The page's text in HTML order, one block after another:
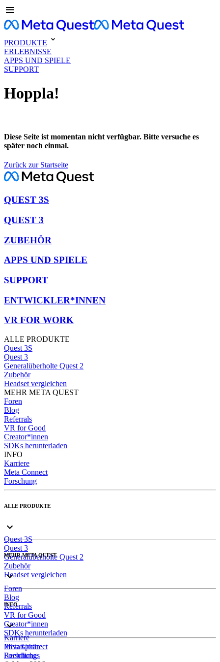
PRODUKTE
ERLEBNISSE
APPS UND SPIELE
SUPPORT
Hoppla!
Diese Seite ist momentan nicht verfügbar. Bitte versuche es
später noch einmal.
Zurück zur Startseite
QUEST 3S
QUEST 3
ZUBEHÖR
APPS UND SPIELE
SUPPORT
ENTWICKLER*INNEN
VR FOR WORK
ALLE PRODUKTE
Quest 3S
Quest 3
Generalüberholte Quest 2
Zubehör
Headset vergleichen
MEHR META QUEST
Foren
Blog
Referrals
VR for Good
Creator*innen
SDKs herunterladen
INFO
Karriere
Meta Connect
Forschung
ALLE PRODUKTE
Quest 3S
Quest 3
Generalüberholte Quest 2
Zubehör
Headset vergleichen
MEHR META QUEST
Foren
Blog
Referrals
VR for Good
Creator*innen
SDKs herunterladen
INFO
Karriere
Meta Connect
Forschung
Privatsphäre
Rechtliches